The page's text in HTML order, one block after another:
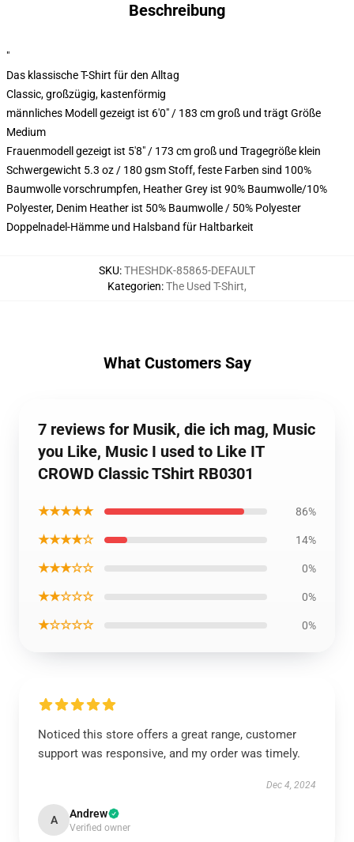
Beschreibung
"
Das klassische T-Shirt für den Alltag
Classic, großzügig, kastenförmig
männliches Modell gezeigt ist 6'0" / 183 cm groß und trägt Größe
Medium
Frauenmodell gezeigt ist 5'8" / 173 cm groß und Tragegröße klein
Schwergewicht 5.3 oz / 180 gsm Stoff, feste Farben sind 100%
Baumwolle vorschrumpfen, Heather Grey ist 90% Baumwolle/10%
Polyester, Denim Heather ist 50% Baumwolle / 50% Polyester
Doppelnadel-Hämme und Halsband für Haltbarkeit
SKU:THESHDK-85865-DEFAULT
Kategorien:The Used T-Shirt,
What Customers Say
7 reviews for Musik, die ich mag, Music
you Like, Music I used to Like IT
CROWD Classic TShirt RB0301
★★★★★ 86%
★★★★☆ 14%
★★★☆☆ 0%
★★☆☆☆ 0%
★☆☆☆☆ 0%
Noticed this store offers a great range, customer
support was responsive, and my order was timely.
Dec 4, 2024
A Andrew
Verified owner